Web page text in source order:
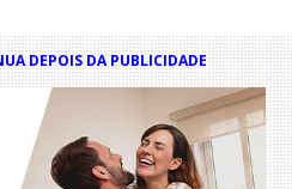
DEPOIS DA PUBLICIDADE